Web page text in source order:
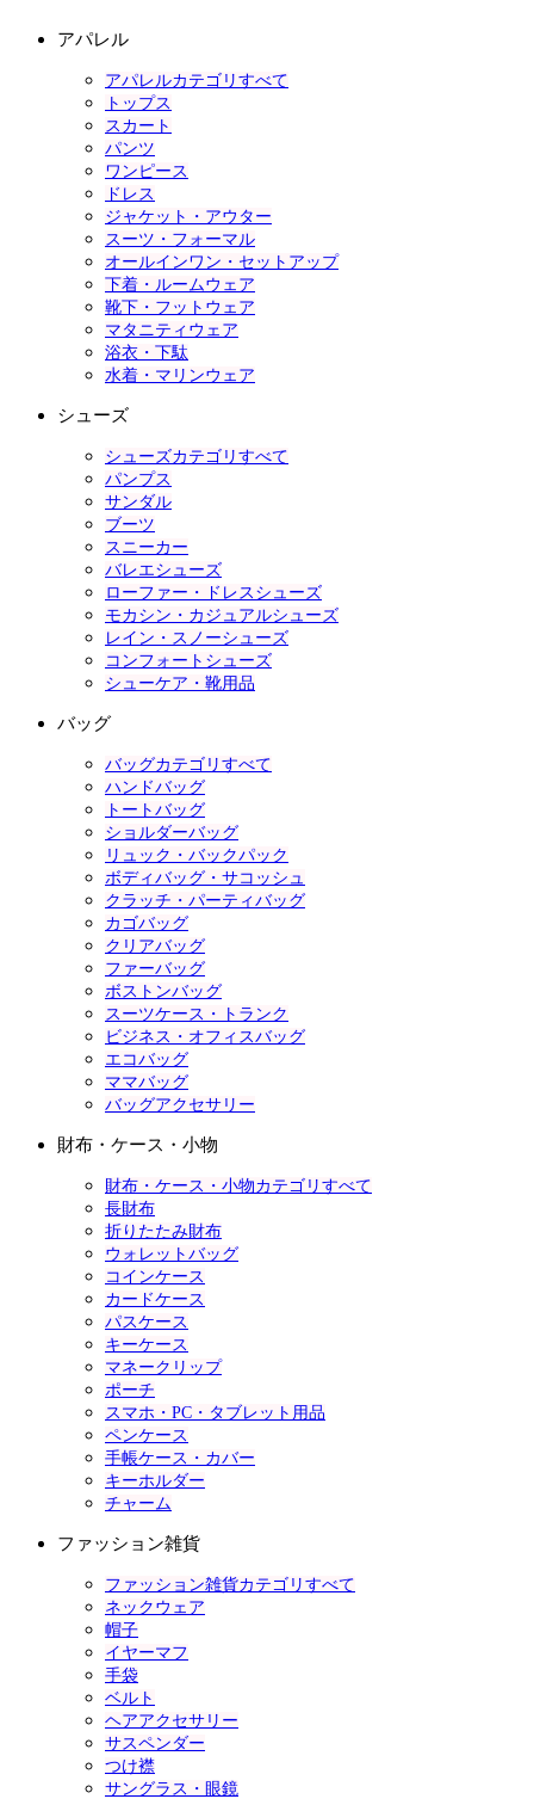
アパレル
アパレルカテゴリすべて
トップス
スカート
パンツ
ワンピース
ドレス
ジャケット・アウター
スーツ・フォーマル
オールインワン・セットアップ
下着・ルームウェア
靴下・フットウェア
マタニティウェア
浴衣・下駄
水着・マリンウェア
シューズ
シューズカテゴリすべて
パンプス
サンダル
ブーツ
スニーカー
バレエシューズ
ローファー・ドレスシューズ
モカシン・カジュアルシューズ
レイン・スノーシューズ
コンフォートシューズ
シューケア・靴用品
バッグ
バッグカテゴリすべて
ハンドバッグ
トートバッグ
ショルダーバッグ
リュック・バックパック
ボディバッグ・サコッシュ
クラッチ・パーティバッグ
カゴバッグ
クリアバッグ
ファーバッグ
ボストンバッグ
スーツケース・トランク
ビジネス・オフィスバッグ
エコバッグ
ママバッグ
バッグアクセサリー
財布・ケース・小物
財布・ケース・小物カテゴリすべて
長財布
折りたたみ財布
ウォレットバッグ
コインケース
カードケース
パスケース
キーケース
マネークリップ
ポーチ
スマホ・PC・タブレット用品
ペンケース
手帳ケース・カバー
キーホルダー
チャーム
ファッション雑貨
ファッション雑貨カテゴリすべて
ネックウェア
帽子
イヤーマフ
手袋
ベルト
ヘアアクセサリー
サスペンダー
つけ襟
サングラス・眼鏡